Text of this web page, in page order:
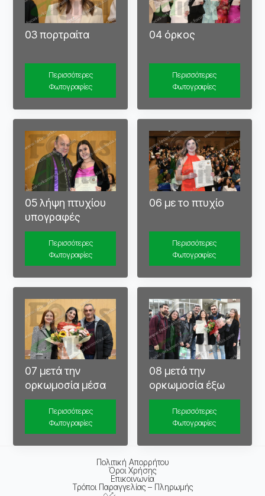
03 πορτραίτα
Περισσότερες
Φωτογραφίες
04 όρκος
Περισσότερες
Φωτογραφίες
05 λήψη πτυχίου
υπογραφές
Περισσότερες
Φωτογραφίες
06 με το πτυχίο
Περισσότερες
Φωτογραφίες
07 μετά την
ορκωμοσία μέσα
Περισσότερες
Φωτογραφίες
08 μετά την
ορκωμοσία έξω
Περισσότερες
Φωτογραφίες
Πολιτική Απορρήτου
Όροι Χρήσης
Επικοινωνία
Τρόποι Παραγγελίας – Πληρωμής